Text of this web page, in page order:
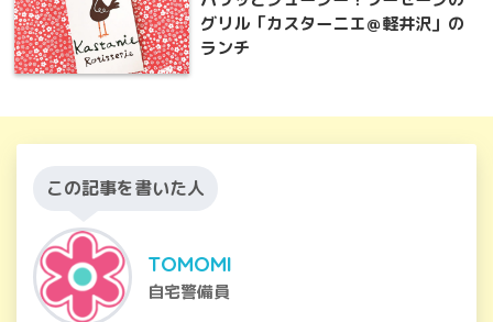
グリル「カスターニエ＠軽井沢」の
ランチ
この記事を書いた人
TOMOMI
自宅警備員